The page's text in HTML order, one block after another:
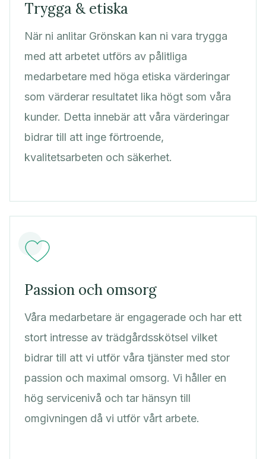
Trygga & etiska
När ni anlitar Grönskan kan ni vara trygga
med att arbetet utförs av pålitliga
medarbetare med höga etiska värderingar
som värderar resultatet lika högt som våra
kunder. Detta innebär att våra värderingar
bidrar till att inge förtroende,
kvalitetsarbeten och säkerhet.
Passion och omsorg
Våra medarbetare är engagerade och har ett
stort intresse av trädgårdsskötsel vilket
bidrar till att vi utför våra tjänster med stor
passion och maximal omsorg. Vi håller en
hög servicenivå och tar hänsyn till
omgivningen då vi utför vårt arbete.